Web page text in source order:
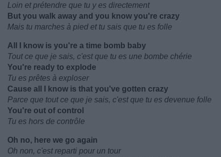
Loin et prétendre que tu y es directement
But you walk away and you know you're crazy
Mais tu marches à pied et tu sais que tu es folle
All I know is you're a time bomb baby
Tout ce que je sais, c'est que tu es une bombe chérie
You're ready to explode
Tu es prêtes à exploser
Cause all I know is that you've gotten crazy
Parce que tout ce que je sais, c'est que tu es devenue folle
You're out of control
Tu es hors de contrôle
Oh no, here we go again
Oh non, c'est reparti pour un tour